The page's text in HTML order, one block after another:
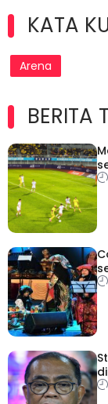
KATA
Arena
BERITA